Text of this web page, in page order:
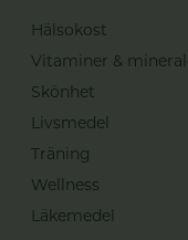
Hälsokost
Vitaminer &
Skönhet
Livsmedel
Träning
Wellness
Läkemedel